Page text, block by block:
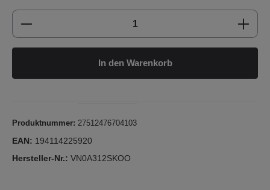
Produkt Anzahl: Gib den gewünschten
In den Warenkorb
Produktnummer: 27512476704103
EAN: 194114225920
Hersteller-Nr.: VN0A312SKOO